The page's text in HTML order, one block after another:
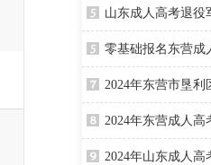
山东成人高考退役
零基础报名东营成
2024年东营市垦利区
2024年东营成人高考入
2024年山东成人高考又一所本升